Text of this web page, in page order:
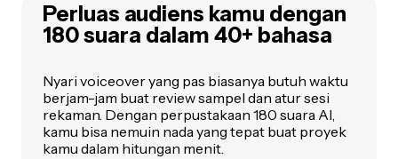
Perluas audiens kamu dengan
180 suara dalam 40+ bahasa
Nyari voiceover yang pas biasanya butuh waktu
berjam-jam buat review sampel dan atur sesi
rekaman. Dengan perpustakaan 180 suara AI,
kamu bisa nemuin nada yang tepat buat proyek
kamu dalam hitungan menit.